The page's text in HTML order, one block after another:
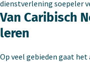
dienstverlening soepeler
Van Caribisch
leren
Op veel gebieden gaat